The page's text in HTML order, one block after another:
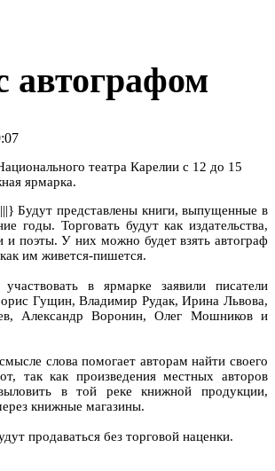
автографом
театра Карелии с 12 до 15
ярмарка.
Будут представлены книги, выпущенные в
годы. Торговать будут как издательства,
и поэты. У них можно будет взять автограф
им живется-пишется.
в ярмарке заявили писатели
Гущин, Владимир Рудак, Ирина Львова,
Александр Воронин, Олег Мошников и
слова помогает авторам найти своего
так как произведения местных авторов
в той реке книжной продукции,
книжные магазины.
продаваться без торговой наценки.